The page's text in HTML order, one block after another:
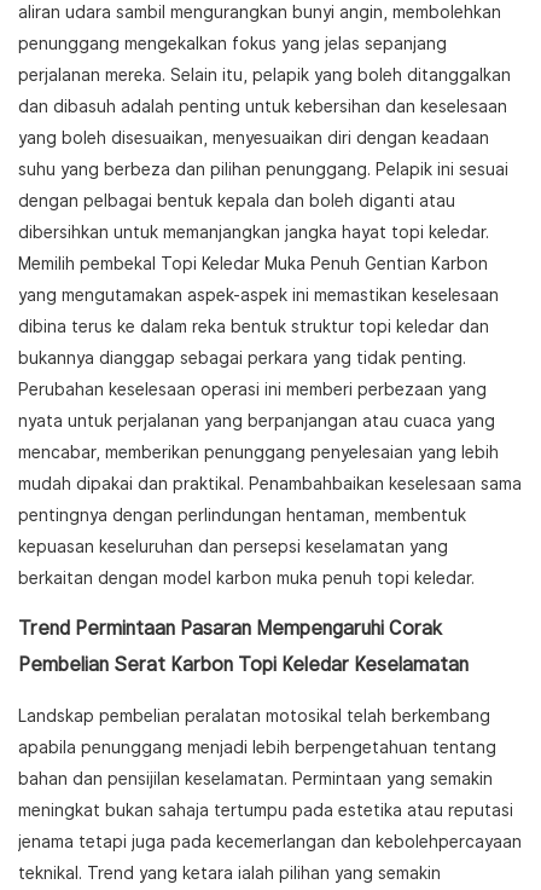
aliran udara sambil mengurangkan bunyi angin, membolehkan
penunggang mengekalkan fokus yang jelas sepanjang
perjalanan mereka. Selain itu, pelapik yang boleh ditanggalkan
dan dibasuh adalah penting untuk kebersihan dan keselesaan
yang boleh disesuaikan, menyesuaikan diri dengan keadaan
suhu yang berbeza dan pilihan penunggang. Pelapik ini sesuai
dengan pelbagai bentuk kepala dan boleh diganti atau
dibersihkan untuk memanjangkan jangka hayat topi keledar.
Memilih pembekal Topi Keledar Muka Penuh Gentian Karbon
yang mengutamakan aspek-aspek ini memastikan keselesaan
dibina terus ke dalam reka bentuk struktur topi keledar dan
bukannya dianggap sebagai perkara yang tidak penting.
Perubahan keselesaan operasi ini memberi perbezaan yang
nyata untuk perjalanan yang berpanjangan atau cuaca yang
mencabar, memberikan penunggang penyelesaian yang lebih
mudah dipakai dan praktikal. Penambahbaikan keselesaan sama
pentingnya dengan perlindungan hentaman, membentuk
kepuasan keseluruhan dan persepsi keselamatan yang
berkaitan dengan model karbon muka penuh topi keledar.
Trend Permintaan Pasaran Mempengaruhi Corak
Pembelian Serat Karbon Topi Keledar Keselamatan
Landskap pembelian peralatan motosikal telah berkembang
apabila penunggang menjadi lebih berpengetahuan tentang
bahan dan pensijilan keselamatan. Permintaan yang semakin
meningkat bukan sahaja tertumpu pada estetika atau reputasi
jenama tetapi juga pada kecemerlangan dan kebolehpercayaan
teknikal. Trend yang ketara ialah pilihan yang semakin